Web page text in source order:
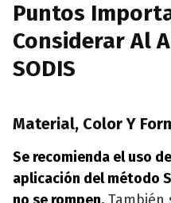
Puntos
Considerar Al
SODIS
Material, Color Y
Se recomienda el uso
aplicación del método